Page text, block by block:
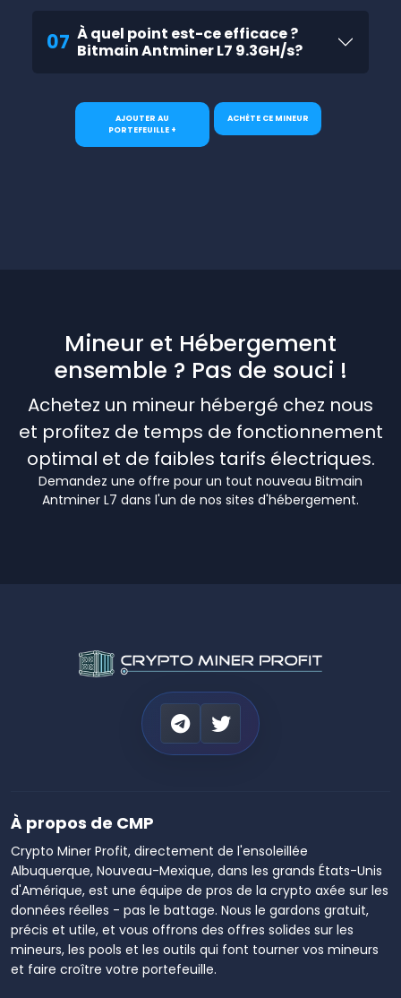
07 À quel point est-ce efficace ?
Bitmain Antminer L7 9.3GH/s?
AJOUTER AU
PORTEFEUILLE +
ACHÈTE CE MINEUR
Mineur et Hébergement
ensemble ? Pas de souci !
Achetez un mineur hébergé chez nous
et profitez de temps de fonctionnement
optimal et de faibles tarifs électriques.
Demandez une offre pour un tout nouveau Bitmain
Antminer L7 dans l'un de nos sites d'hébergement.
À propos de CMP
Crypto Miner Profit, directement de l'ensoleillée
Albuquerque, Nouveau-Mexique, dans les grands États-Unis
d'Amérique, est une équipe de pros de la crypto axée sur les
données réelles - pas le battage. Nous le gardons gratuit,
précis et utile, et vous offrons des offres solides sur les
mineurs, les pools et les outils qui font tourner vos mineurs
et faire croître votre portefeuille.